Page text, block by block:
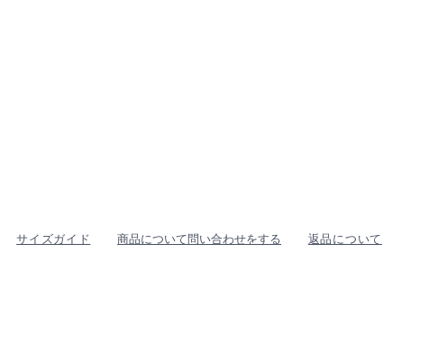
サイズガイド 商品について問い合わせをする 返品について